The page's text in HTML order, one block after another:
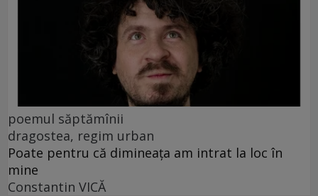
poemul săptămînii
dragostea, regim urban
Poate pentru că dimineața am intrat la loc în
mine
Constantin VICĂ